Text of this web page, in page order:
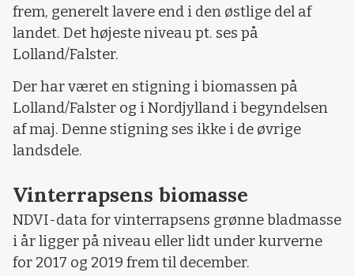
frem, generelt lavere end i den østlige del af
landet. Det højeste niveau pt. ses på
Lolland/Falster.
Der har været en stigning i biomassen på
Lolland/Falster og i Nordjylland i begyndelsen
af maj. Denne stigning ses ikke i de øvrige
landsdele.
Vinterrapsens biomasse
NDVI-data for vinterrapsens grønne bladmasse
i år ligger på niveau eller lidt under kurverne
for 2017 og 2019 frem til december.